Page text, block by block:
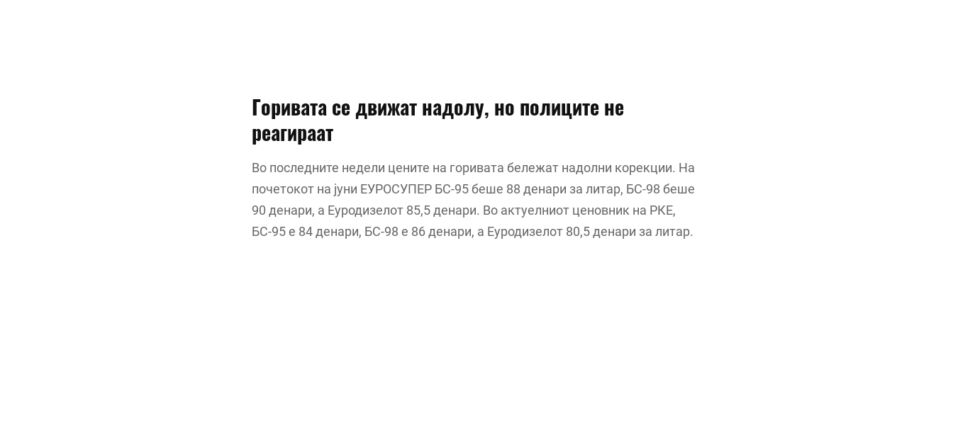
Горивата се движат надолу, но полиците не
реагираат
Во последните недели цените на горивата бележат надолни корекции. На
почетокот на јуни ЕУРОСУПЕР БС-95 беше 88 денари за литар, БС-98 беше
90 денари, а Еуродизелот 85,5 денари. Во актуелниот ценовник на РКЕ,
БС-95 е 84 денари, БС-98 е 86 денари, а Еуродизелот 80,5 денари за литар.